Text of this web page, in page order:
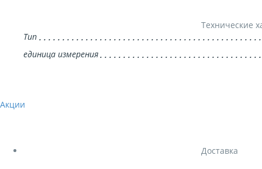
Акции
Технические
Тип
единица измерения
Доставка